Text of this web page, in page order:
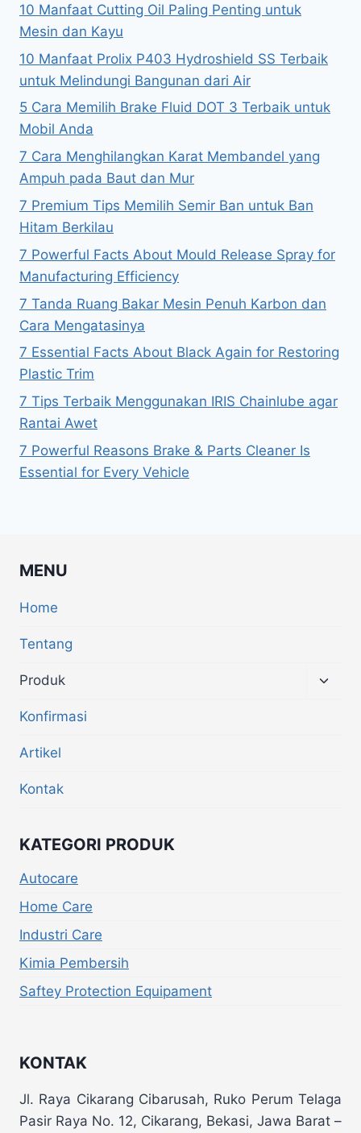
10 Manfaat Cutting Oil Paling Penting untuk
Mesin dan Kayu
10 Manfaat Prolix P403 Hydroshield SS Terbaik
untuk Melindungi Bangunan dari Air
5 Cara Memilih Brake Fluid DOT 3 Terbaik untuk
Mobil Anda
7 Cara Menghilangkan Karat Membandel yang
Ampuh pada Baut dan Mur
7 Premium Tips Memilih Semir Ban untuk Ban
Hitam Berkilau
7 Powerful Facts About Mould Release Spray for
Manufacturing Efficiency
7 Tanda Ruang Bakar Mesin Penuh Karbon dan
Cara Mengatasinya
7 Essential Facts About Black Again for Restoring
Plastic Trim
7 Tips Terbaik Menggunakan IRIS Chainlube agar
Rantai Awet
7 Powerful Reasons Brake & Parts Cleaner Is
Essential for Every Vehicle
MENU
Home
Tentang
Produk
Konfirmasi
Artikel
Kontak
KATEGORI PRODUK
Autocare
Home Care
Industri Care
Kimia Pembersih
Saftey Protection Equipament
KONTAK
Jl. Raya Cikarang Cibarusah, Ruko Perum Telaga
Pasir Raya No. 12, Cikarang, Bekasi, Jawa Barat –